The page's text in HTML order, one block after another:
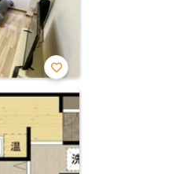
お気
に入
り登
録